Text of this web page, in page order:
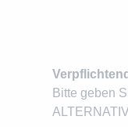
Bitte geben